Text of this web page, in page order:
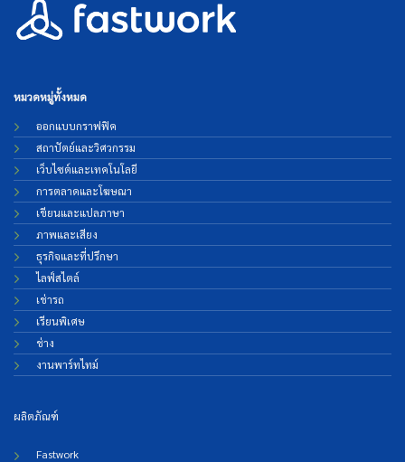
หมวดหมู่ทั้งหมด
ออกแบบกราฟฟิค
สถาปัตย์และวิศวกรรม
เว็บไซต์และเทคโนโลยี
การตลาดและโฆษณา
เขียนและแปลภาษา
ภาพและเสียง
ธุรกิจและที่ปรึกษา
ไลฟ์สไตล์
เช่ารถ
เรียนพิเศษ
ช่าง
งานพาร์ทไทม์
ผลิตภัณฑ์
Fastwork